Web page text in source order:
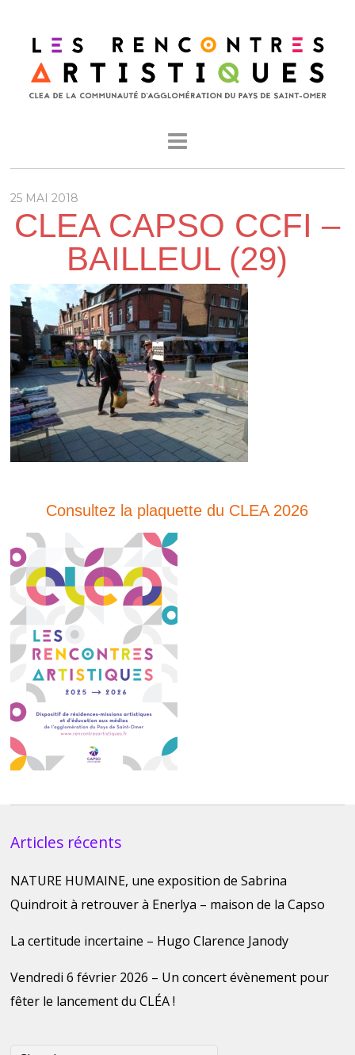
25 MAI 2018
CLEA CAPSO CCFI –
BAILLEUL (29)
Consultez la plaquette du CLEA 2026
Articles récents
NATURE HUMAINE, une exposition de Sabrina
Quindroit à retrouver à Enerlya – maison de la Capso
La certitude incertaine – Hugo Clarence Janody
Vendredi 6 février 2026 – Un concert évènement pour
fêter le lancement du CLÉA !